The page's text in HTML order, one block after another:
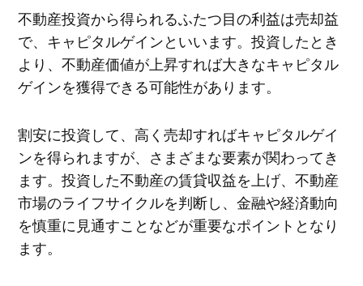
不動産投資から得られるふたつ目の利益は売却益
で、キャピタルゲインといいます。投資したとき
より、不動産価値が上昇すれば大きなキャピタル
ゲインを獲得できる可能性があります。
割安に投資して、高く売却すればキャピタルゲイ
ンを得られますが、さまざまな要素が関わってき
ます。投資した不動産の賃貸収益を上げ、不動産
市場のライフサイクルを判断し、金融や経済動向
を慎重に見通すことなどが重要なポイントとなり
ます。